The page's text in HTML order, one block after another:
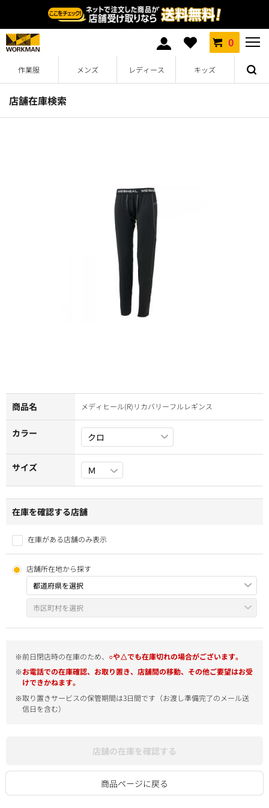
0
作業服 メンズ レディース キッズ
店舗在庫検索
商品名 メディヒール(R)リカバリーフルレギンス
カラー
サイズ
在庫を確認する店舗
在庫がある店舗のみ表示
店舗所在地から探す
※前日閉店時の在庫のため、 ○や△でも在庫切れの場合がございます。
※お電話での在庫確認、お取り置き、店舗間の移動、その他ご要望はお受
けできかねます。
※取り置きサービスの保管期間は3日間です（お渡し準備完了のメール送
信日を含む）
店舗の在庫を確認する
商品ページに戻る